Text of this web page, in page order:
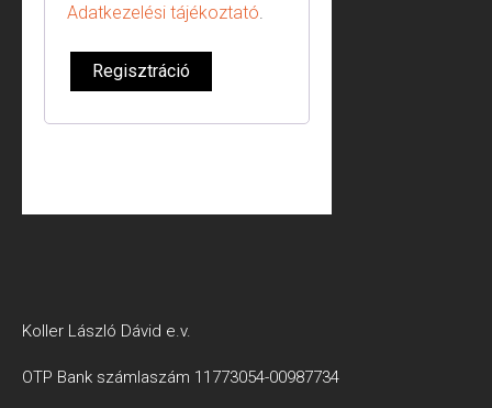
Adatkezelési tájékoztató.
Regisztráció
Koller László Dávid e.v.
OTP Bank számlaszám 11773054-00987734